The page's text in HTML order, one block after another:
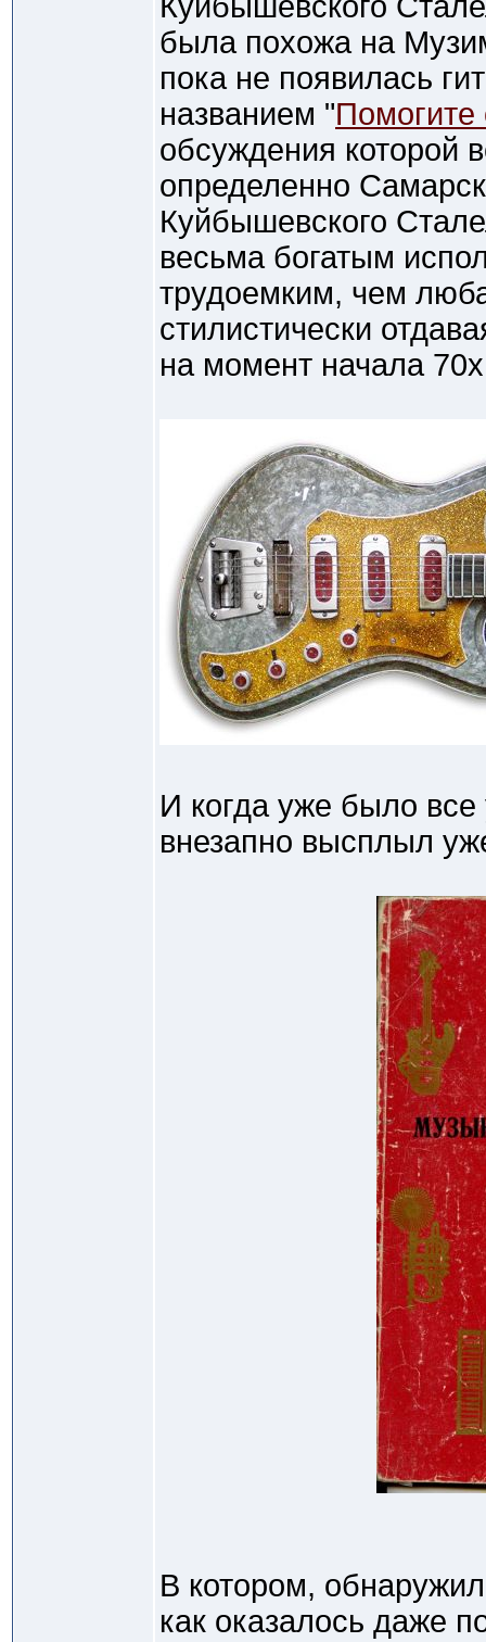
была похожа на
пока не появилась
названием "Помогите
обсуждения которой
определенно
Куйбышевского
весьма богатым
трудоемким, чем
стилистически
на момент начала
И когда уже было
внезапно высплыл
В котором,
как оказалось даже